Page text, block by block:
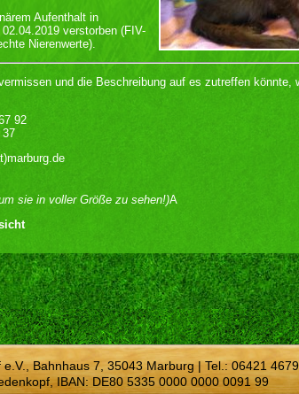
Aufenthalt in
verstorben (FIV-
Nierenwerte).
und die Beschreibung auf es zutreffen könnte,
92
37
sie in voller Größe zu sehen!)A
Bahnhaus 7, 35043 Marburg | Tel.: 06421
IBAN: DE80 5335 0000 0000 0091 99